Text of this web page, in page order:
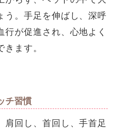
う。手足を伸ばし、深呼
が促進され、心地よく
ます。
チ習慣
肩回し、首回し、手首足